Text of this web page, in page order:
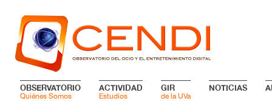
OBSERVATORIO
Quiénes Somos
ACTIVIDAD
Estudios
GIR
de la UVa
NOTICIAS